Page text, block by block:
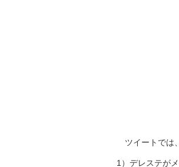
ツイートでは
1）デレステが